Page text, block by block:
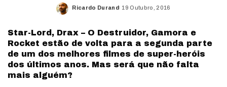
Posted
Ricardo Durand 19 Outubro, 2016
Star-Lord, Drax – O Destruidor, Gamora e
Rocket estão de volta para a segunda parte
de um dos melhores filmes de super-heróis
dos últimos anos. Mas será que não falta
mais alguém?